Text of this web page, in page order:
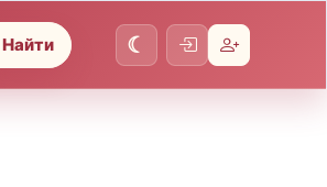
Найти